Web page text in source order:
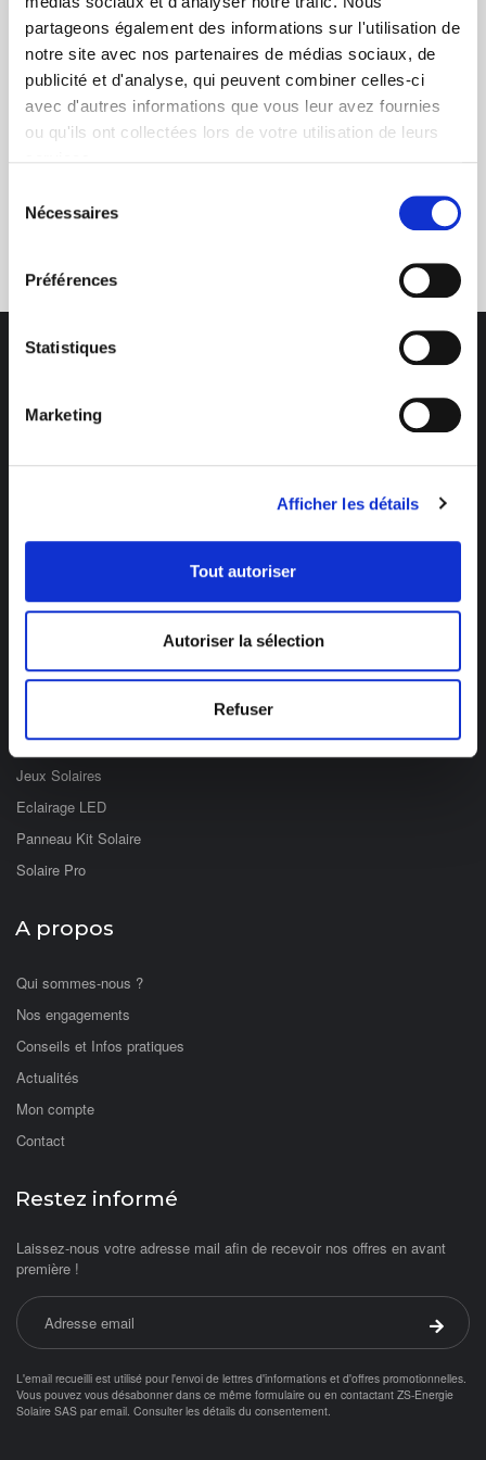
partageons également des informations sur l'utilisation de
notre site avec nos partenaires de médias sociaux, de
publicité et d'analyse, qui peuvent combiner celles-ci
avec d'autres informations que vous leur avez fournies
ou qu'ils ont collectées lors de votre utilisation de leurs
Nécessaires
Préférences
Statistiques
Marketing
Afficher les détails
Tout autoriser
Autoriser la sélection
Refuser
dans le photovoltaïque
de 8h à 12h et de 14h à 17h
Catégories
Décoration Solaire
Solaire Nomade
Jeux Solaires
Eclairage LED
Panneau Kit Solaire
Solaire Pro
A propos
Qui sommes-nous ?
Nos engagements
Conseils et Infos pratiques
Actualités
Mon compte
Contact
Restez informé
Laissez-nous votre adresse mail afin de recevoir nos offres en avant
première !
Adresse email
Valider
L'email recueilli est utilisé pour l'envoi de lettres d'informations et d'offres promotionnelles.
Vous pouvez vous désabonner dans ce même formulaire ou en contactant ZS-Energie
Solaire SAS paremail Consulter les détails du consentement.